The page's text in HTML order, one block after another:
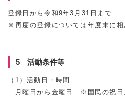
登録日から令和9年3月31日まで
※再度の登録については年度末に相
5 活動条件等
（1）活動日・時間
月曜日から金曜日 ※国民の祝日